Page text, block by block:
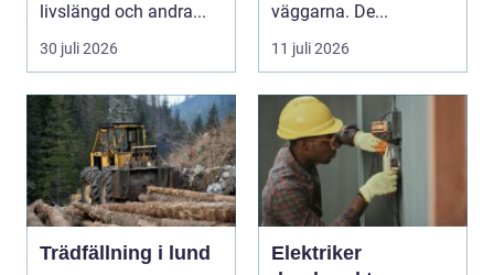
livslängd och andra...
30 juli 2026
väggarna. De...
11 juli 2026
Trädfällning i lund
Elektriker